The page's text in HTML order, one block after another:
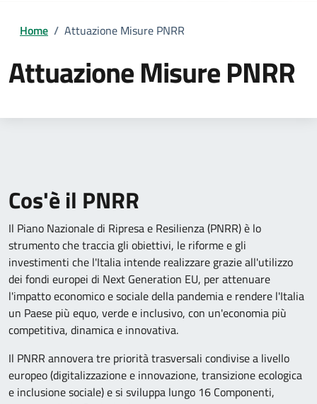
Home / Attuazione Misure PNRR
Attuazione Misure PNRR
Cos'è il PNRR
Il Piano Nazionale di Ripresa e Resilienza (PNRR) è lo
strumento che traccia gli obiettivi, le riforme e gli
investimenti che l'Italia intende realizzare grazie all'utilizzo
dei fondi europei di Next Generation EU, per attenuare
l'impatto economico e sociale della pandemia e rendere l'Italia
un Paese più equo, verde e inclusivo, con un'economia più
competitiva, dinamica e innovativa.
Il PNRR annovera tre priorità trasversali condivise a livello
europeo (digitalizzazione e innovazione, transizione ecologica
e inclusione sociale) e si sviluppa lungo 16 Componenti,